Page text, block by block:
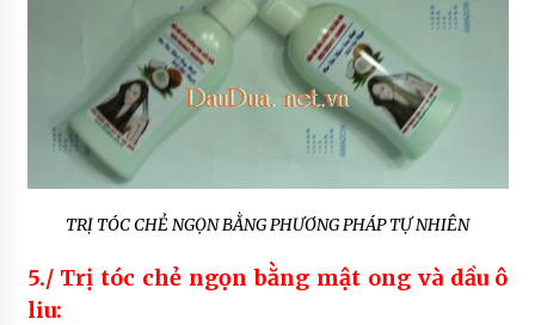
TRỊ TÓC CHẺ NGỌN BẰNG PHƯƠNG PHÁP TỰ NHIÊN
5./ Trị tóc chẻ ngọn bằng mật ong và dầu ô
liu: